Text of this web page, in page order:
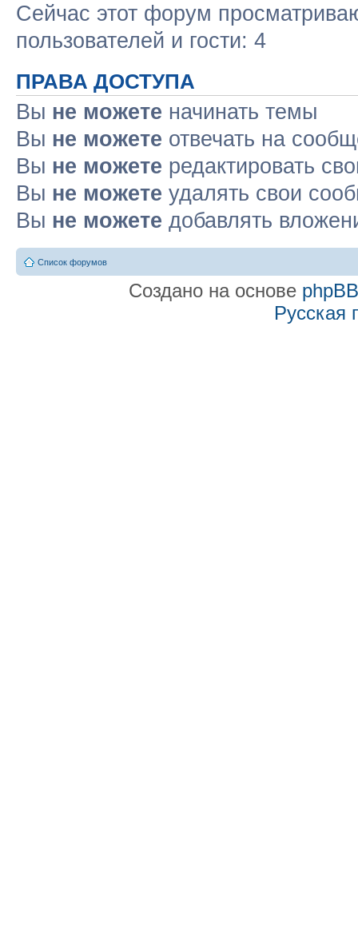
Сейчас этот форум
пользователей и гости: 4
ПРАВА ДОСТУПА
Вы не можете начинать темы
Вы не можете отвечать на
Вы не можете редактировать
Вы не можете удалять свои
Вы не можете добавлять
Список форумов
Создано на основе phpBB
Русская